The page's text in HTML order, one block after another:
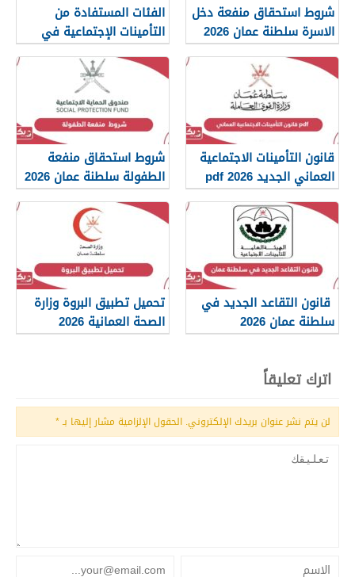
شروط استحقاق منفعة دخل
الاسرة سلطنة عمان 2026
الفئات المستفادة من
التأمينات الإجتماعية في
سلطنة عمان 2026
قانون التأمينات الاجتماعية
العماني الجديد 2026 pdf
شروط استحقاق منفعة
الطفولة سلطنة عمان 2026
قانون التقاعد الجديد في
سلطنة عمان 2026
تحميل تطبيق البروة وزارة
الصحة العمانية 2026
اترك تعليقاً
لن يتم نشر عنوان بريدك الإلكتروني. الحقول الإلزامية مشار إليها بـ*